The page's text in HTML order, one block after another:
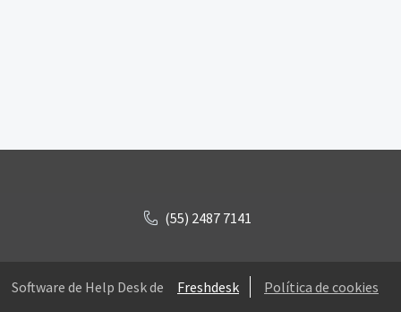
(55) 2487 7141
Software de Help Desk de Freshdesk Política de cookies